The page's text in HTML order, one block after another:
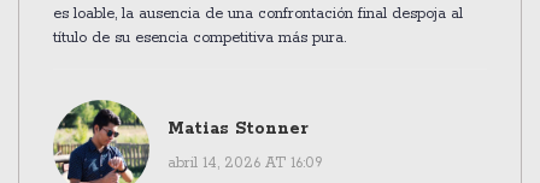
es loable, la ausencia de una confrontación final despoja al
título de su esencia competitiva más pura.
Matias Stonner
abril 14, 2026 AT 16:09